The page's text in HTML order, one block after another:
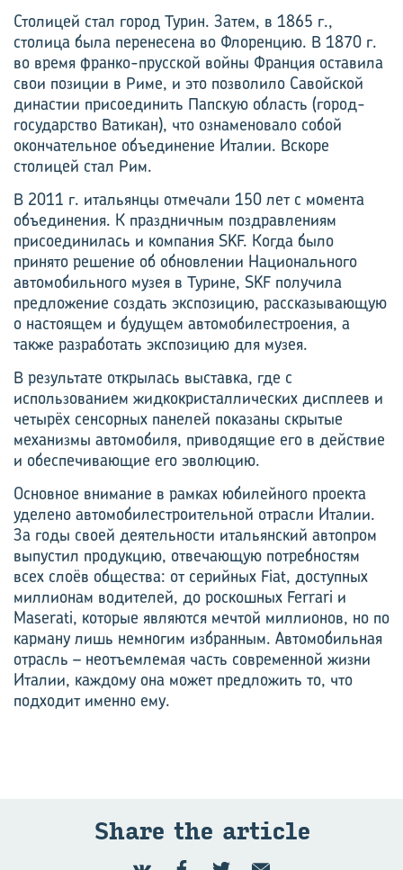
Столицей стал город Турин. Затем, в 1865 г.,
столица была перенесена во Флоренцию. В 1870 г.
во время франко-прусской войны Франция оставила
свои позиции в Риме, и это позволило Савойской
династии присоединить Папскую область (город-
государство Ватикан), что ознаменовало собой
окончательное объединение Италии. Вскоре
столицей стал Рим.
В 2011 г. итальянцы отмечали 150 лет с момента
объединения. К праздничным поздравлениям
присоединилась и компания SKF. Когда было
принято решение об обновлении Национального
автомобильного музея в Турине, SKF получила
предложение создать экспозицию, рассказывающую
о настоящем и будущем автомобилестроения, а
также разработать экспозицию для музея.
В результате открылась выставка, где с
использованием жидкокристаллических дисплеев и
четырёх сенсорных панелей показаны скрытые
механизмы автомобиля, приводящие его в действие
и обеспечивающие его эволюцию.
Основное внимание в рамках юбилейного проекта
уделено автомобилестроительной отрасли Италии.
За годы своей деятельности итальянский автопром
выпустил продукцию, отвечающую потребностям
всех слоёв общества: от серийных Fiat, доступных
миллионам водителей, до роскошных Ferrari и
Maserati, которые являются мечтой миллионов, но по
карману лишь немногим избранным. Автомобильная
отрасль – неотъемлемая часть современной жизни
Италии, каждому она может предложить то, что
подходит именно ему.
Share the article